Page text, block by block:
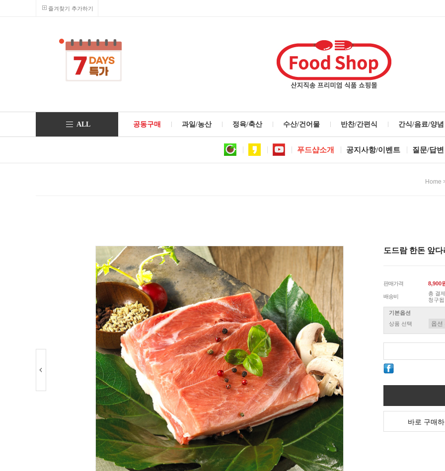
즐겨찾기 추가하기
ALL 공동구매 과일/농산 정육/축산 수산/건어물 반찬/간편식 간식/음료/양념
푸드샵소개 공지사항/이벤트 질문/답변
Home
도드람 한돈 앞
판매가격 8,900
배송비
총 결
청구
기본옵션
상품 선택
바로 구매